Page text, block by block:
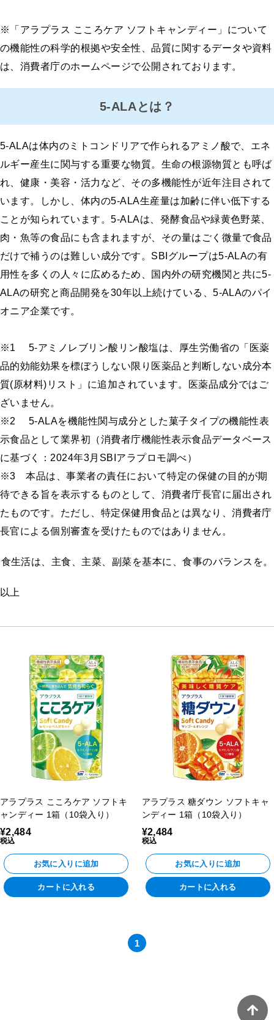
※「アラプラス こころケア ソフトキャンディー」について
の機能性の科学的根拠や安全性、品質に関するデータや資料
は、消費者庁のホームページで公開されております。
5-ALAとは？
5-ALAは体内のミトコンドリアで作られるアミノ酸で、エネ
ルギー産生に関与する重要な物質。生命の根源物質とも呼ば
れ、健康・美容・活力など、その多機能性が近年注目されて
います。しかし、体内の5-ALA生産量は加齢に伴い低下する
ことが知られています。5-ALAは、発酵食品や緑黄色野菜、
肉・魚等の食品にも含まれますが、その量はごく微量で食品
だけで補うのは難しい成分です。SBIグループは5-ALAの有
用性を多くの人々に広めるため、国内外の研究機関と共に5-
ALAの研究と商品開発を30年以上続けている、5-ALAのパイ
オニア企業です。
※1 5-アミノレブリン酸リン酸塩は、厚生労働省の「医薬
品的効能効果を標ぼうしない限り医薬品と判断しない成分本
質(原材料)リスト」に追加されています。医薬品成分ではご
ざいません。
※2 5-ALAを機能性関与成分とした菓子タイプの機能性表
示食品として業界初（消費者庁機能性表示食品データベース
に基づく：2024年3月SBIアラプロモ調べ）
※3 本品は、事業者の責任において特定の保健の目的が期
待できる旨を表示するものとして、消費者庁長官に届出され
たものです。ただし、特定保健用食品とは異なり、消費者庁
長官による個別審査を受けたものではありません。
食生活は、主食、主菜、副菜を基本に、食事のバランスを。
以上
アラプラス こころケア ソフトキ
ャンディー 1箱（10袋入り）
¥2,484
税込
お気に入りに追加
カートに入れる
アラプラス 糖ダウン ソフトキャ
ンディー 1箱（10袋入り）
¥2,484
税込
お気に入りに追加
カートに入れる
1